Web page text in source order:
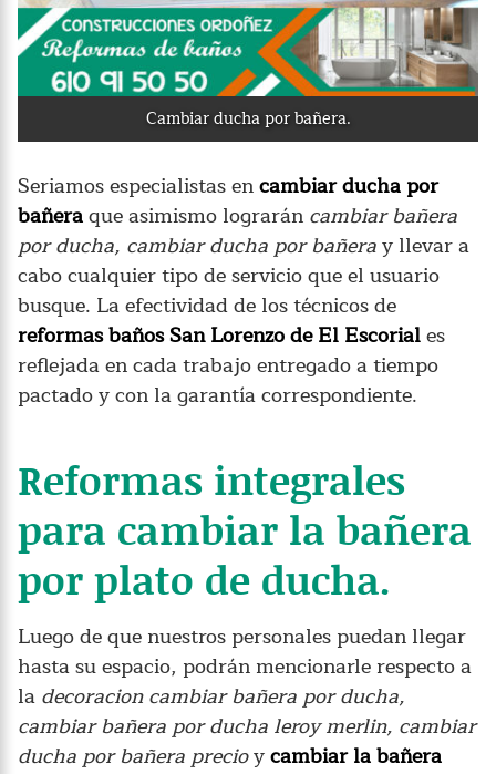
Cambiar ducha por bañera.
Seriamos especialistas encambiar ducha por
bañeraque asimismo lograrán cambiar bañera
por ducha, cambiar ducha por bañeray llevar a
cabo cualquier tipo de servicio que el usuario
busque. La efectividad de los técnicos de
reformas baños San Lorenzo de El Escoriales
reflejada en cada trabajo entregado a tiempo
pactado y con la garantía correspondiente.
Reformas integrales
para cambiar la bañera
por plato de ducha.
Luego de que nuestros personales puedan llegar
hasta su espacio, podrán mencionarle respecto a
la decoracion cambiar bañera por ducha,
cambiar bañera por ducha leroy merlin, cambiar
ducha por bañera precioycambiar la bañera